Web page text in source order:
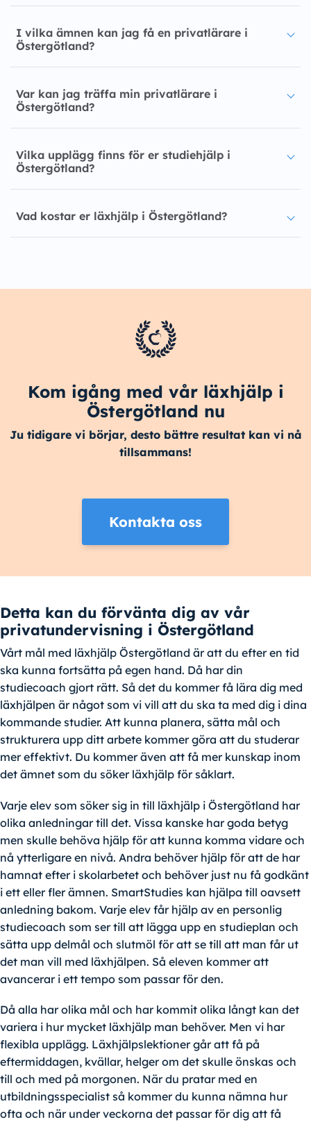
I vilka ämnen kan jag få en privatlärare i
Östergötland?
Var kan jag träffa min privatlärare i
Östergötland?
Vilka upplägg finns för er studiehjälp i
Östergötland?
Vad kostar er läxhjälp i Östergötland?
Kom igång med vår läxhjälp i
Östergötland nu
Ju tidigare vi börjar, desto bättre resultat kan vi nå
tillsammans!
Kontakta oss
Detta kan du förvänta dig av vår
privatundervisning i Östergötland
Vårt mål med läxhjälp Östergötland är att du efter en tid
ska kunna fortsätta på egen hand. Då har din
studiecoach gjort rätt. Så det du kommer få lära dig med
läxhjälpen är något som vi vill att du ska ta med dig i dina
kommande studier. Att kunna planera, sätta mål och
strukturera upp ditt arbete kommer göra att du studerar
mer effektivt. Du kommer även att få mer kunskap inom
det ämnet som du söker läxhjälp för såklart.
Varje elev som söker sig in till läxhjälp i Östergötland har
olika anledningar till det. Vissa kanske har goda betyg
men skulle behöva hjälp för att kunna komma vidare och
nå ytterligare en nivå. Andra behöver hjälp för att de har
hamnat efter i skolarbetet och behöver just nu få godkänt
i ett eller fler ämnen. SmartStudies kan hjälpa till oavsett
anledning bakom. Varje elev får hjälp av en personlig
studiecoach som ser till att lägga upp en studieplan och
sätta upp delmål och slutmöl för att se till att man får ut
det man vill med läxhjälpen. Så eleven kommer att
avancerar i ett tempo som passar för den.
Då alla har olika mål och har kommit olika långt kan det
variera i hur mycket läxhjälp man behöver. Men vi har
flexibla upplägg. Läxhjälpslektioner går att få på
eftermiddagen, kvällar, helger om det skulle önskas och
till och med på morgonen. När du pratar med en
utbildningsspecialist så kommer du kunna nämna hur
ofta och när under veckorna det passar för dig att få